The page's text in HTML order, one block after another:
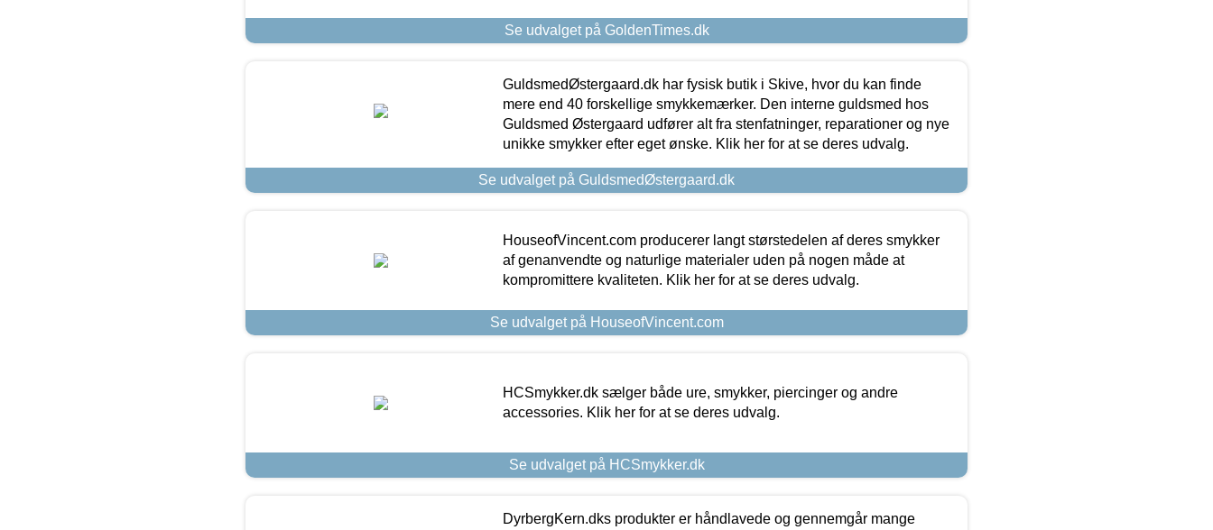
Se udvalget på GoldenTimes.dk
GuldsmedØstergaard.dk har fysisk butik i Skive, hvor du kan finde
mere end 40 forskellige smykkemærker. Den interne guldsmed hos
Guldsmed Østergaard udfører alt fra stenfatninger, reparationer og nye
unikke smykker efter eget ønske. Klik her for at se deres udvalg.
Se udvalget på GuldsmedØstergaard.dk
HouseofVincent.com producerer langt størstedelen af deres smykker
af genanvendte og naturlige materialer uden på nogen måde at
kompromittere kvaliteten. Klik her for at se deres udvalg.
Se udvalget på HouseofVincent.com
HCSmykker.dk sælger både ure, smykker, piercinger og andre
accessories. Klik her for at se deres udvalg.
Se udvalget på HCSmykker.dk
DyrbergKern.dks produkter er håndlavede og gennemgår mange